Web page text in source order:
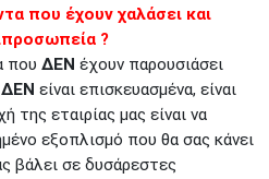
που έχουν χαλάσει και
?
που ΔΕΝ έχουν παρουσιάσει
ΔΕΝ είναι επισκευασμένα, είναι
εταιρίας μας είναι να
εξοπλισμό που θα σας κάνει
βάλει σε δυσάρεστες